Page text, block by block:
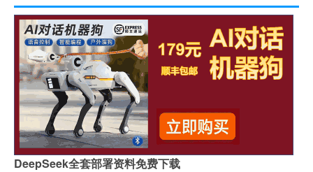
DeepSeek全套部署资料免费下载